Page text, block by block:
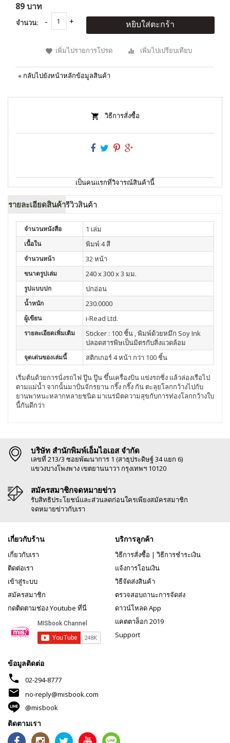
89 บาท
จำนวน: หยิบใส่ตะกร้า
เพิ่มไปรายการโปรด เพิ่มไปเปรียบเทียบ
« กลับไปยังหน้าหลักข้อมูลสินค้า
วิธีการสั่งซื้อ
เป็นคนแรกที่วิจารณ์สินค้านี้
รายละเอียดสินค้ารีวิวสินค้า
จำนวนหนังสือ 1 เล่ม
เนื้อใน พิมพ์ 4 สี
จำนวนหน้า 32 หน้า
ขนาดรูปเล่ม 240 x 300 x 3 มม.
รูปแบบปก ปกอ่อน
น้ำหนัก 230.0000
ผู้เขียน i-Read Ltd.
รายละเอียดเพิ่มเติม
Sticker : 100 ชิ้น , พิมพ์ด้วยหมึก Soy Ink
ปลอดสารพิษเป็นมิตรกับสิ่งแวดล้อม
จุดเด่นของเล่มนี้ สติกเกอร์ 4 หน้า กว่า 100 ชิ้น
เริ่มต้นด้วยการนั่งรถไฟ ปู๊น ปู๊น ขึ้นเครื่องบิน แข่งรถซิ่ง แล้วล่องเรือไป
ตามแม่น้ำ จากนั้นมาปั่นจักรยาน กริ๊ง กริ๊ง กัน ตะลุยโลกกว้างไปกับ
ยานพาหนะหลากหลายชนิด มาเนรมิตความสุขกับการท่องโลกกว้างใบ
นี้กันดีกว่า
บริษัท สำนักพิมพ์เอ็มไอเอส จำกัด
เลขที่ 213/3 ซอยพัฒนาการ 1 (สาธุประดิษฐ์ 34 แยก 6)
แขวงบางโพงพาง เขตยานนาวา กรุงเทพฯ 10120
สมัครสมาชิกจดหมายข่าว
รับสิทธิประโยชน์และส่วนลดก่อนใครเพียงสมัครสมาชิก
จดหมายข่าวกับเรา
เกี่ยวกับร้าน
เกี่ยวกับเรา
ติดต่อเรา
เข้าสู่ระบบ
สมัครสมาชิก
กดติดตามช่อง Youtube ที่นี่
บริการลูกค้า
วิธีการสั่งซื้อ | วิธีการชำระเงิน
แจ้งการโอนเงิน
วิธีจัดส่งสินค้า
ตรวจสอบถานะการจัดส่ง
ดาวน์โหลด App
แคตตาล็อก 2019
Support
ข้อมูลติดต่อ
phone 02-294-8777
mail
no-reply@misbook.com
@misbook
ติดตามเรา